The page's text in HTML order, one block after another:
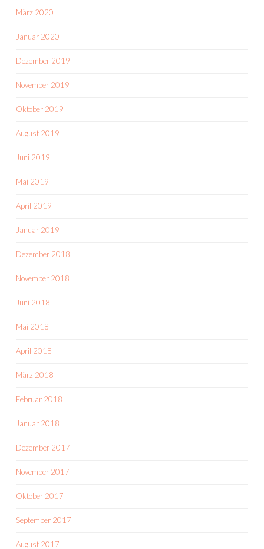
März 2020
Januar 2020
Dezember 2019
November 2019
Oktober 2019
August 2019
Juni 2019
Mai 2019
April 2019
Januar 2019
Dezember 2018
November 2018
Juni 2018
Mai 2018
April 2018
März 2018
Februar 2018
Januar 2018
Dezember 2017
November 2017
Oktober 2017
September 2017
August 2017